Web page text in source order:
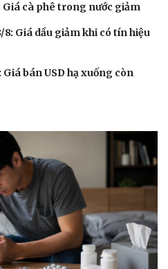
Giá cà phê trong nước giảm
Giá dầu giảm khi có tín hiệu
bán USD hạ xuống còn